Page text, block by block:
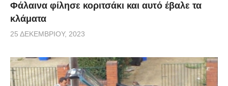
Φάλαινα φίλησε κοριτσάκι και αυτό έβαλε τα
κλάματα
25 ΔΕΚΕΜΒΡΊΟΥ, 2023